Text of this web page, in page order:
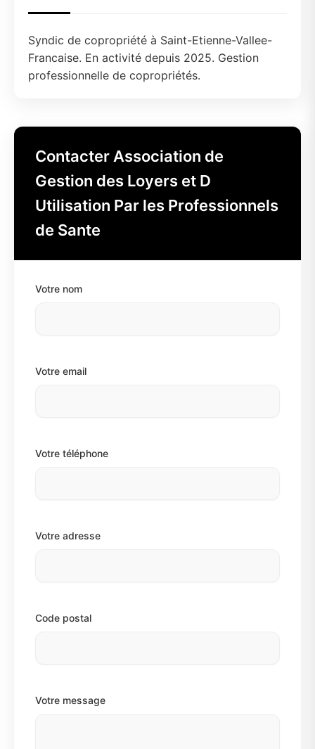
Syndic de copropriété à Saint-Etienne-Vallee-
Francaise. En activité depuis 2025. Gestion
professionnelle de copropriétés.
Contacter Association de
Gestion des Loyers et D
Utilisation Par les Professionnels
de Sante
Votre nom
Votre email
Votre téléphone
Votre adresse
Code postal
Votre message